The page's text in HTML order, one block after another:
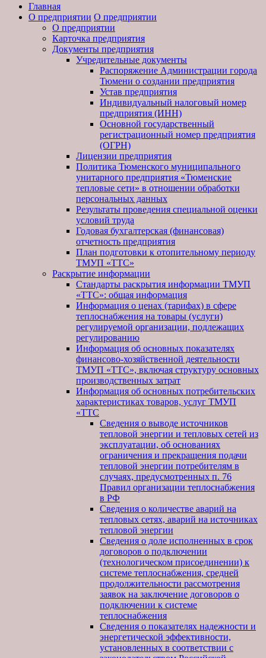
Главная
О предприятии О предприятии
О предприятии
Карточка предприятия
Документы предприятия
Учредительные документы
Распоряжение Администрации города
Тюмени о создании предприятия
Устав предприятия
Индивидуальный налоговый номер
предприятия (ИНН)
Основной государственный
регистрационный номер предприятия
(ОГРН)
Лицензии предприятия
Политика Тюменского муниципального
унитарного предприятия «Тюменские
тепловые сети» в отношении обработки
персональных данных
Результаты проведения специальной оценки
условий труда
Годовая бухгалтерская (финансовая)
отчетность предприятия
План подготовки к отопительному периоду
ТМУП «ТТС»
Раскрытие информации
Стандарты раскрытия информации ТМУП
«ТТС»: общая информация
Информация о ценах (тарифах) в сфере
теплоснабжения на товары (услуги)
регулируемой организации, подлежащих
регулированию
Информация об основных показателях
финансово-хозяйственной деятельности
ТМУП «ТТС», включая структуру основных
производственных затрат
Информация об основных потребительских
характеристиках товаров, услуг ТМУП
«ТТС
Сведения о выводе источников
тепловой энергии и тепловых сетей из
эксплуатации, об основаниях
ограничения и прекращения подачи
тепловой энергии потребителям в
случаях, предусмотренных п. 76
Правил организации теплоснабжения
в РФ
Сведения о количестве аварий на
тепловых сетях, аварий на источниках
тепловой энергии
Сведения о доле исполненных в срок
договоров о подключении
(технологическом присоединении) к
системе теплоснабжения, средней
продолжительности рассмотрения
заявок на заключение договоров о
подключении к системе
теплоснабжения
Сведения о показателях надежности и
энергетической эффективности,
установленных в соответствии с